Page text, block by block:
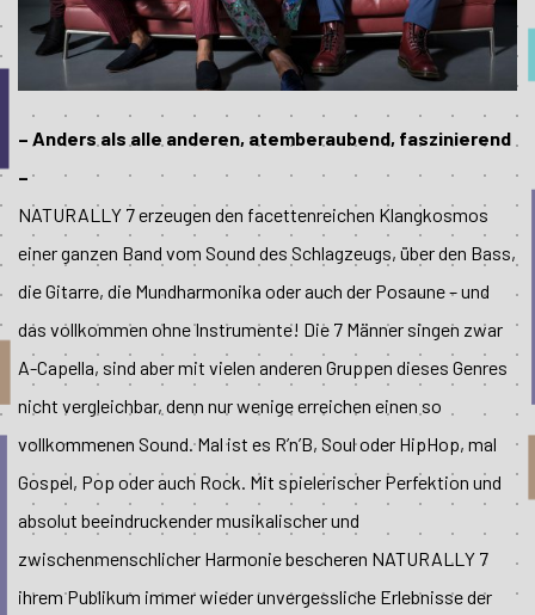
– Anders als alle anderen, atemberaubend, faszinierend
–
NATURALLY 7 erzeugen den facettenreichen Klangkosmos
einer ganzen Band vom Sound des Schlagzeugs, über den Bass,
die Gitarre, die Mundharmonika oder auch der Posaune – und
das vollkommen ohne Instrumente! Die 7 Männer singen zwar
A-Capella, sind aber mit vielen anderen Gruppen dieses Genres
nicht vergleichbar, denn nur wenige erreichen einen so
vollkommenen Sound. Mal ist es R’n’B, Soul oder HipHop, mal
Gospel, Pop oder auch Rock. Mit spielerischer Perfektion und
absolut beeindruckender musikalischer und
zwischenmenschlicher Harmonie bescheren NATURALLY 7
ihrem Publikum immer wieder unvergessliche Erlebnisse der